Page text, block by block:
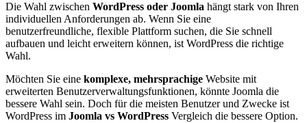
Die Wahl zwischen WordPress oder Joomla hängt stark von Ihren
individuellen Anforderungen ab. Wenn Sie eine
benutzerfreundliche, flexible Plattform suchen, die Sie schnell
aufbauen und leicht erweitern können, ist WordPress die richtige
Wahl.
Möchten Sie eine komplexe, mehrsprachige Website mit
erweiterten Benutzerverwaltungsfunktionen, könnte Joomla die
bessere Wahl sein. Doch für die meisten Benutzer und Zwecke ist
WordPress im Joomla vs WordPress Vergleich die bessere Option.